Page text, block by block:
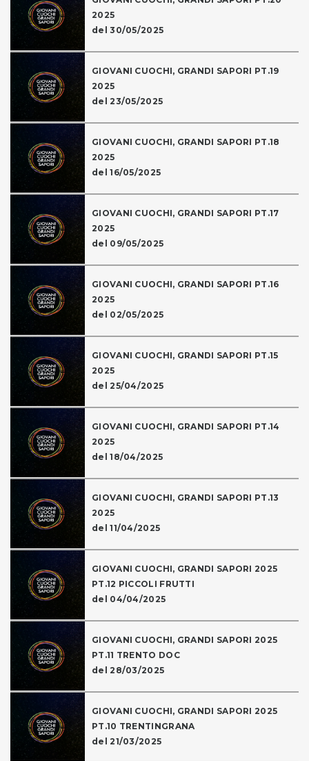
2025
del 30/05/2025
GIOVANI CUOCHI, GRANDI SAPORI PT.19
2025
del 23/05/2025
GIOVANI CUOCHI, GRANDI SAPORI PT.18
2025
del 16/05/2025
GIOVANI CUOCHI, GRANDI SAPORI PT.17
2025
del 09/05/2025
GIOVANI CUOCHI, GRANDI SAPORI PT.16
2025
del 02/05/2025
GIOVANI CUOCHI, GRANDI SAPORI PT.15
2025
del 25/04/2025
GIOVANI CUOCHI, GRANDI SAPORI PT.14
2025
del 18/04/2025
GIOVANI CUOCHI, GRANDI SAPORI PT.13
2025
del 11/04/2025
GIOVANI CUOCHI, GRANDI SAPORI 2025
PT.12 PICCOLI FRUTTI
del 04/04/2025
GIOVANI CUOCHI, GRANDI SAPORI 2025
PT.11 TRENTO DOC
del 28/03/2025
GIOVANI CUOCHI, GRANDI SAPORI 2025
PT.10 TRENTINGRANA
del 21/03/2025